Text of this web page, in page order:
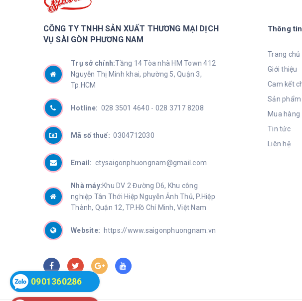
CÔNG TY TNHH SẢN XUẤT THƯƠNG MẠI DỊCH
VỤ SÀI GÒN PHƯƠNG NAM
Trụ sở chính:Tầng 14 Tòa nhà HM Town 412
Nguyễn Thị Minh khai, phường 5, Quận 3,
Tp.HCM
Hotline: 028 3501 4640 - 028 3717 8208
Mã số thuế:0304712030
Email: ctysaigonphuongnam@gmail.com
Nhà máy:Khu DV 2 Đường D6, Khu công
nghiệp Tân Thới Hiệp Nguyễn Ảnh Thủ, P.Hiệp
Thành, Quận 12, TP.Hồ Chí Minh, Việt Nam
Website: https://www.saigonphuongnam.vn
Thông
Trang chủ
Giới thiệu
Cam kết
Sản phẩm
Mua hàng
Tin tức
Liên hệ
0901360286